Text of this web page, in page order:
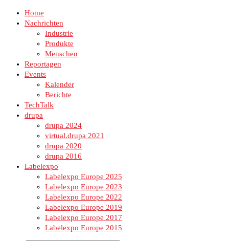
Home
Nachrichten
Industrie
Produkte
Menschen
Reportagen
Events
Kalender
Berichte
TechTalk
drupa
drupa 2024
virtual.drupa 2021
drupa 2020
drupa 2016
Labelexpo
Labelexpo Europe 2025
Labelexpo Europe 2023
Labelexpo Europe 2022
Labelexpo Europe 2019
Labelexpo Europe 2017
Labelexpo Europe 2015